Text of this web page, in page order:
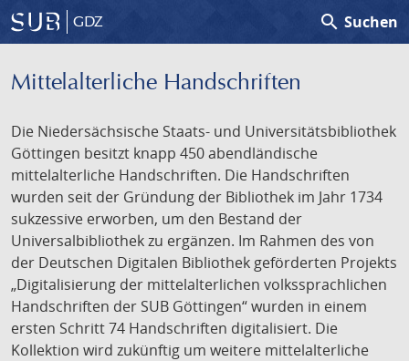
GDZ search Suchen
Mittelalterliche Handschriften
Die Niedersächsische Staats- und Universitätsbibliothek
Göttingen besitzt knapp 450 abendländische
mittelalterliche Handschriften. Die Handschriften
wurden seit der Gründung der Bibliothek im Jahr 1734
sukzessive erworben, um den Bestand der
Universalbibliothek zu ergänzen. Im Rahmen des von
der Deutschen Digitalen Bibliothek geförderten Projekts
„Digitalisierung der mittelalterlichen volkssprachlichen
Handschriften der SUB Göttingen“ wurden in einem
ersten Schritt 74 Handschriften digitalisiert. Die
Kollektion wird zukünftig um weitere mittelalterliche